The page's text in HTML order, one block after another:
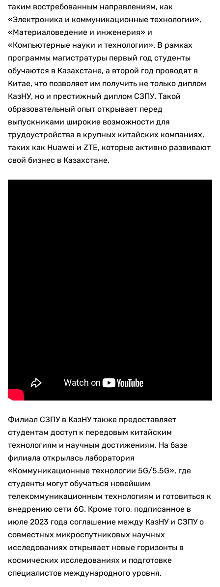
таким востребованным направлениям, как
«Электроника и коммуникационные технологии»,
«Материаловедение и инженерия» и
«Компьютерные науки и технологии». В рамках
программы магистратуры первый год студенты
обучаются в Казахстане, а второй год проводят в
Китае, что позволяет им получить не только диплом
КазНУ, но и престижный диплом СЗПУ. Такой
образовательный опыт открывает перед
выпускниками широкие возможности для
трудоустройства в крупных китайских компаниях,
таких как Huawei и ZTE, которые активно развивают
свой бизнес в Казахстане.
Филиал СЗПУ в КазНУ также предоставляет
студентам доступ к передовым китайским
технологиям и научным достижениям. На базе
филиала открылась лаборатория
«Коммуникационные технологии 5G/5.5G», где
студенты могут обучаться новейшим
телекоммуникационным технологиям и готовиться к
внедрению сети 6G. Кроме того, подписанное в
июле 2023 года соглашение между КазНУ и СЗПУ о
совместных микроспутниковых научных
исследованиях открывает новые горизонты в
космических исследованиях и подготовке
специалистов международного уровня.